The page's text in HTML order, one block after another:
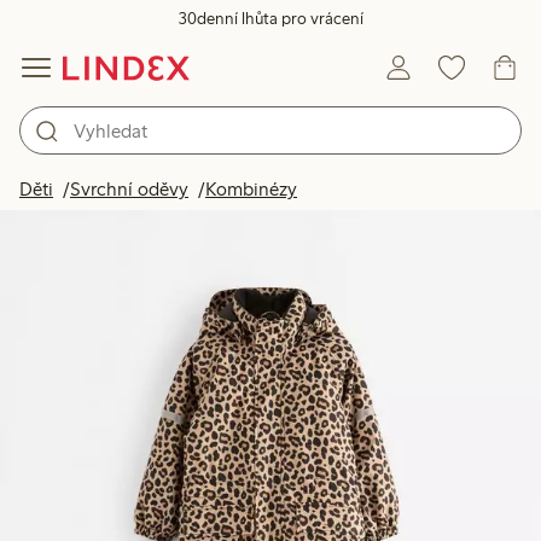
30denní lhůta pro vrácení
Děti Svrchní oděvy Kombinézy